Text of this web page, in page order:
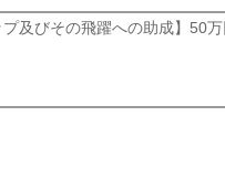
及びその飛躍への助成】50万